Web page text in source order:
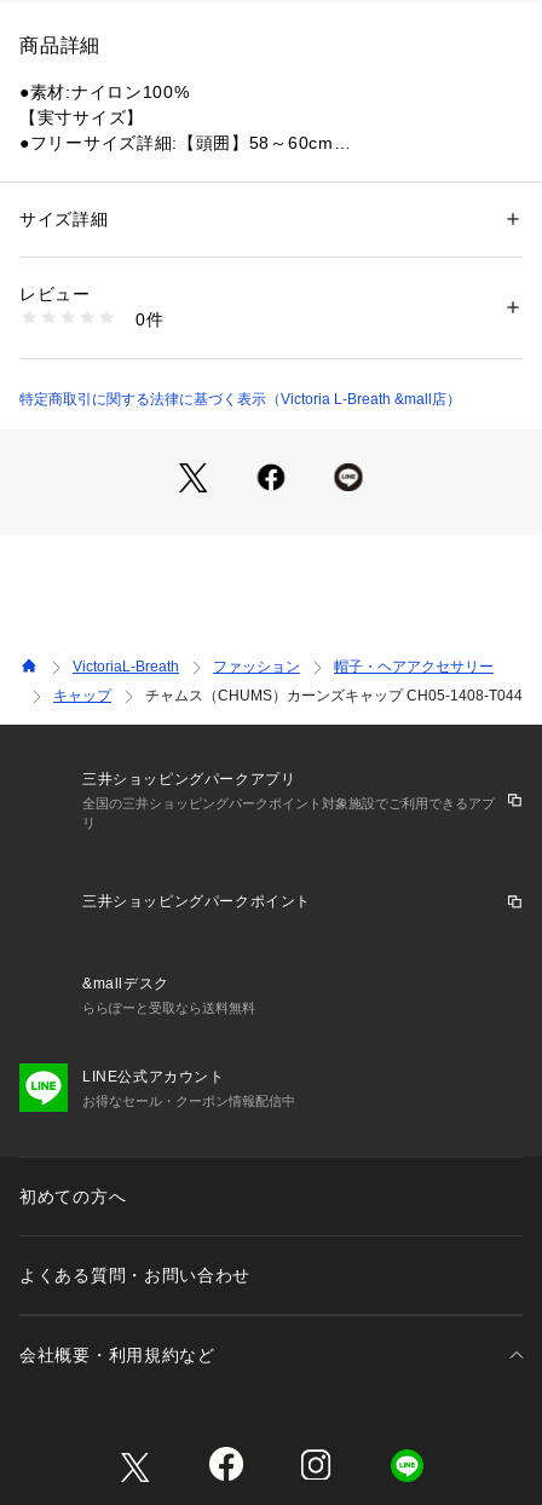
商品詳細
●素材:ナイロン100%
【実寸サイズ】
●フリーサイズ詳細:【頭囲】58～60cm
な配色デザインのキャップ
可愛らしく仕上げています。フロントにはブービーフェイスロ
ゴのワンポイント刺繍入り。
●UVカット
の生地感で気温の高い日でも快適な被り心地。撥水加工を施し
ているため小雨程度であれば安心して着用できます。
※ブラウザやお使いのモニター環境により、掲載画像と実際の
商品の色味が若干異なる場合があります。
※掲載の価格・製品のパッケージ・デザイン・仕様について、
い。チャムス CHUMS エルブレス ヴィクトリア ビクトリア Vi
ctoria L-Breath アウトドアカジュアル小物 アクセサリー 帽子
Men's Mens メンズ めんず 男性 アウトドア レジャー ハイキ
性別：レディース
商品番号：
10877601501 （ショップ）
サイズ詳細
レビュー
0件
特定商取引に関する法律に基づく表示（Victoria L-Breath &mall店）
VictoriaL-Breath ファッション
帽子・ヘアアクセサリー
キャップ
チャムス（CHUMS）カーンズキャップ CH05-1408-T044
三井ショッピングパークアプリ
全国の三井ショッピングパークポイント対象施設でご利用できるアプ
リ
三井ショッピングパークポイント
&mallデスク
ららぽーと受取なら送料無料
LINE公式アカウント
お得なセール・クーポン情報配信中
初めての方へ
よくある質問・お問い合わせ
会社概要・利用規約など